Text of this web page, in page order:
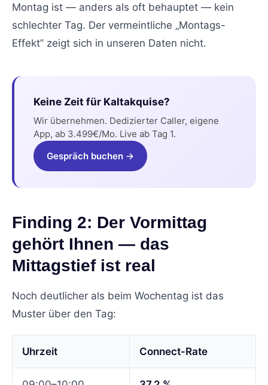
Montag ist — anders als oft behauptet — kein
schlechter Tag. Der vermeintliche „Montags-
Effekt” zeigt sich in unseren Daten nicht.
Keine Zeit für Kaltakquise?
Wir übernehmen. Dedizierter Caller, eigene
App, ab 3.499€/Mo. Live ab Tag 1.
Gespräch buchen →
Finding 2: Der Vormittag
gehört Ihnen — das
Mittagstief ist real
Noch deutlicher als beim Wochentag ist das
Muster über den Tag:
Uhrzeit Connect-Rate